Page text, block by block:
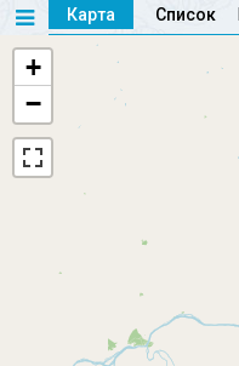
Карта Список
+
−